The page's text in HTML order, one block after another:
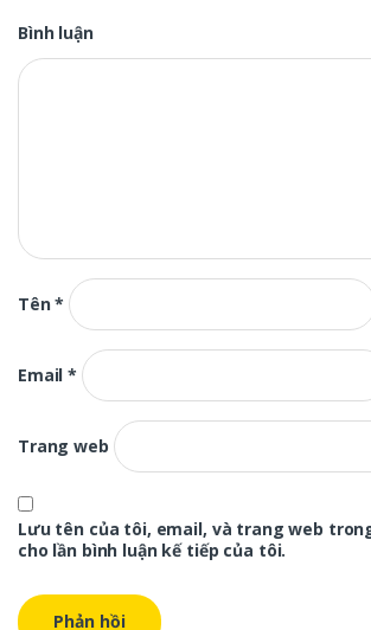
Bình luận
Tên*
Email*
Trang web
Lưu tên của tôi, email, và trang web
cho lần bình luận kế tiếp của tôi.